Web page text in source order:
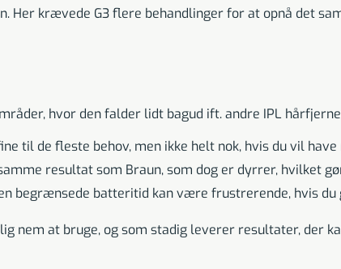
Her krævede G3 flere behandlinger for at opnå det
hvor den falder lidt bagud ift. andre IPL
til de fleste behov, men ikke helt nok, hvis du vil
resultat som Braun, som dog er dyrrer, hvilket
begrænsede batteritid kan være frustrerende, hvis du
nem at bruge, og som stadig leverer resultater, der